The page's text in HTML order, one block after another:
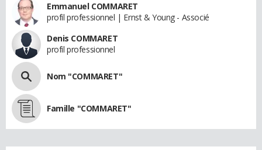
Emmanuel COMMARET
profil professionnel | Ernst & Young - Associé
Denis COMMARET
profil professionnel
Nom "COMMARET"
Famille "COMMARET"